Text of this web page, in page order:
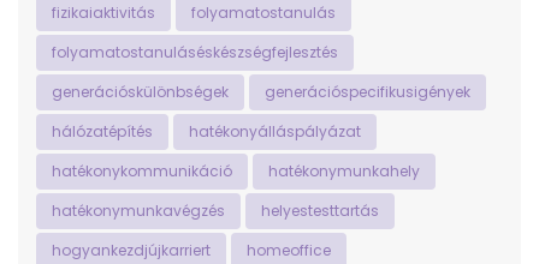
fizikaiaktivitás
folyamatostanulás
folyamatostanuláséskészségfejlesztés
generációskülönbségek
generációspecifikusigények
hálózatépítés
hatékonyálláspályázat
hatékonykommunikáció
hatékonymunkahely
hatékonymunkavégzés
helyestesttartás
hogyankezdjújkarriert
homeoffice